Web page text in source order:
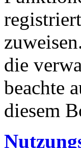
die
beachte
diesem